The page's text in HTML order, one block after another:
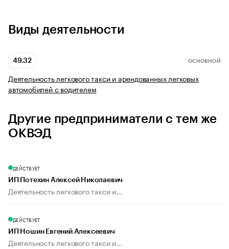
Виды деятельности
49.32 ОСНОВНОЙ
Деятельность легкового такси и арендованных легковых
автомобилей с водителем
Другие предприниматели с тем же
ОКВЭД
ДЕЙСТВУЕТ
ИП Потехин Алексей Николаевич
Деятельность легкового такси и...
ДЕЙСТВУЕТ
ИП Ношин Евгений Алексеевич
Деятельность легкового такси и...